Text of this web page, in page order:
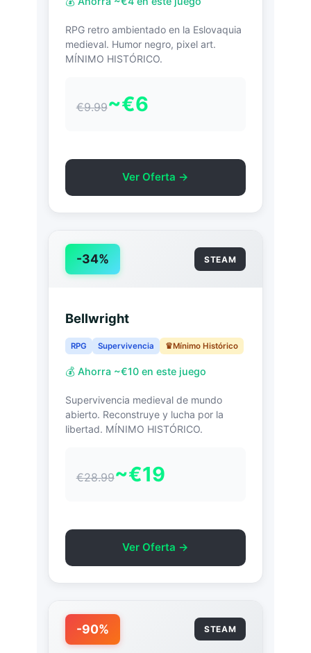
RPG retro ambientado en la Eslovaquia
medieval. Humor negro, pixel art.
MÍNIMO HISTÓRICO.
€9.99~€6
Ver Oferta →
-34% STEAM
Bellwright
RPG Supervivencia Mínimo Histórico
💰 Ahorra ~€10 en este juego
Supervivencia medieval de mundo
abierto. Reconstruye y lucha por la
libertad. MÍNIMO HISTÓRICO.
€28.99~€19
Ver Oferta →
-90% STEAM